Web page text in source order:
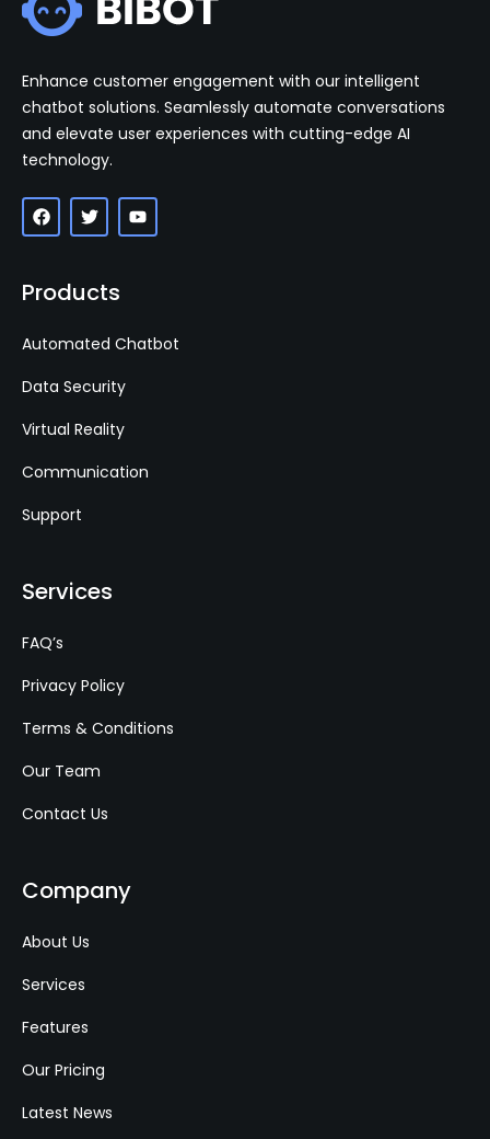
Enhance customer engagement with our intelligent
chatbot solutions. Seamlessly automate conversations
and elevate user experiences with cutting-edge AI
technology.
Products
Automated Chatbot
Data Security
Virtual Reality
Communication
Support
Services
FAQ’s
Privacy Policy
Terms & Conditions
Our Team
Contact Us
Company
About Us
Services
Features
Our Pricing
Latest News